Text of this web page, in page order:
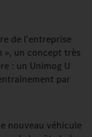
de l'entreprise
», un concept très
: un Unimog U
par
nouveau véhicule